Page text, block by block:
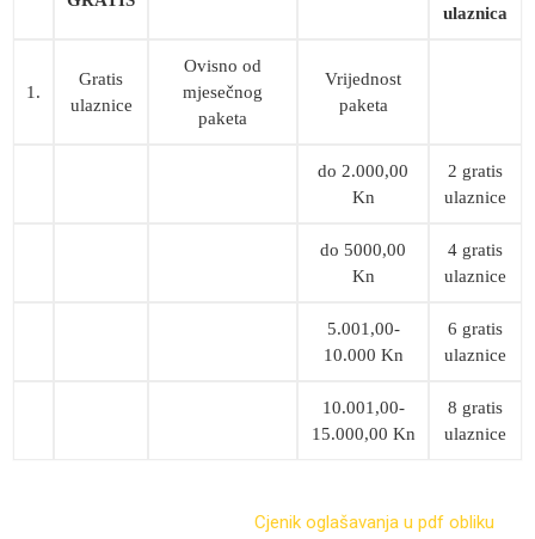
ulaznica
1.
Gratis
ulaznice
Ovisno od
mjesečnog
paketa
Vrijednost
paketa
do 2.000,00
Kn
2 gratis
ulaznice
do 5000,00
Kn
4 gratis
ulaznice
5.001,00-
10.000 Kn
6 gratis
ulaznice
10.001,00-
15.000,00 Kn
8 gratis
ulaznice
Cjenik oglašavanja u pdf obliku